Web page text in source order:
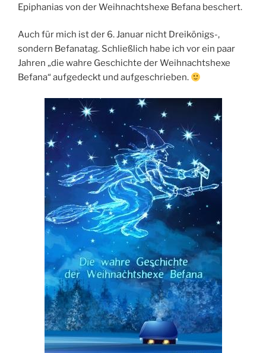
Epiphanias von der Weihnachtshexe Befana beschert.
Auch für mich ist der 6. Januar nicht Dreikönigs-,
sondern Befanatag. Schließlich habe ich vor ein paar
Jahren „die wahre Geschichte der Weihnachtshexe
Befana“ aufgedeckt und aufgeschrieben.